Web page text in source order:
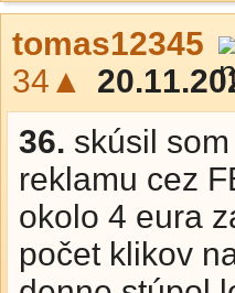
tomas12345
34▲
36. skúsil
reklamu cez
okolo 4 eura
počet klikov